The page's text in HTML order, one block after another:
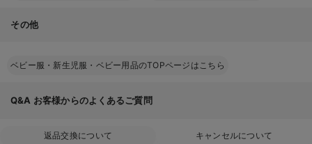
その他
ベビー服・新生児服・ベビー用品のTOPページはこちら
Q&A お客様からのよくあるご質問
返品交換について
キャンセルについて